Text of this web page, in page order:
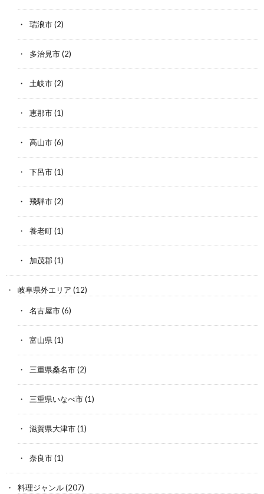
瑞浪市(2)
多治見市(2)
土岐市(2)
恵那市(1)
高山市(6)
下呂市(1)
飛騨市(2)
養老町(1)
加茂郡(1)
岐阜県外エリア (12)
名古屋市(6)
富山県(1)
三重県桑名市(2)
三重県いなべ市(1)
滋賀県大津市(1)
奈良市(1)
料理ジャンル(207)